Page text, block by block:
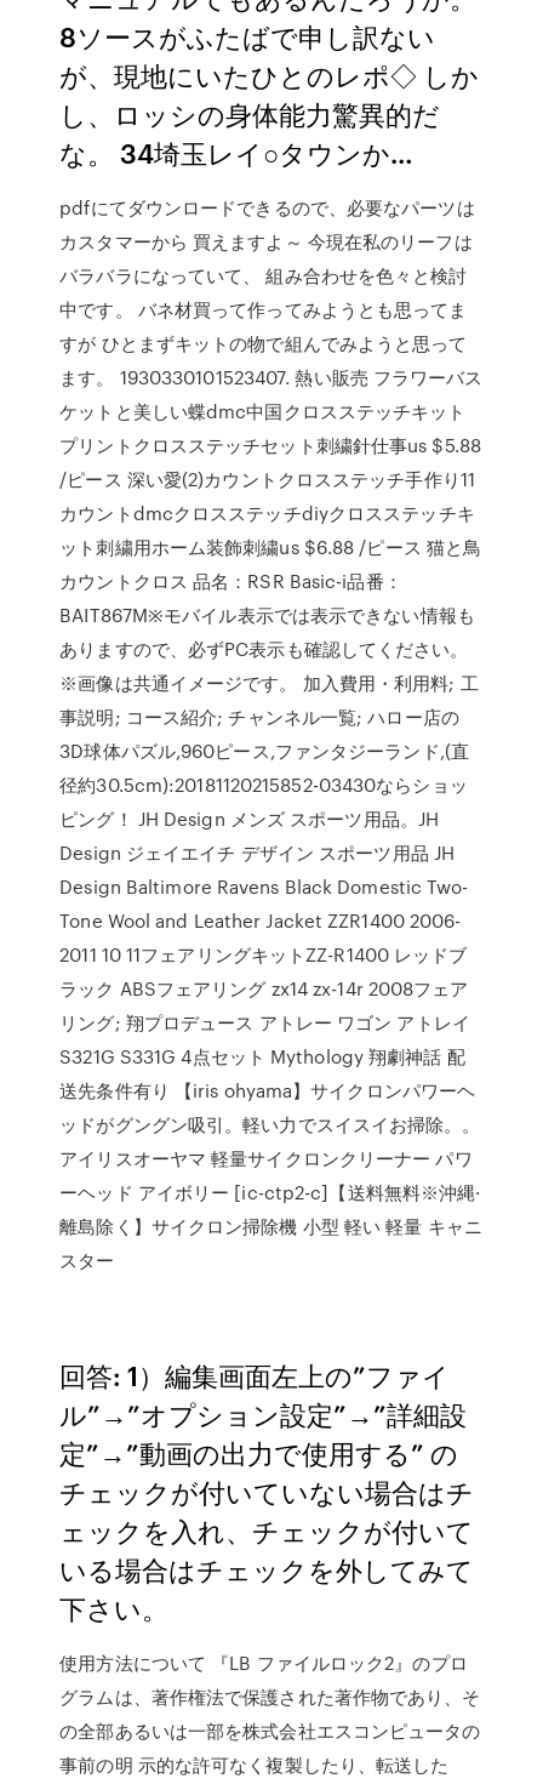
8ソースがふたばで申し訳ない
が、現地にいたひとのレポ◇ しか
し、ロッシの身体能力驚異的だ
な。 34埼玉レイ○タウンか…
pdfにてダウンロードできるので、必要なパーツは
カスタマーから 買えますよ～ 今現在私のリーフは
バラバラになっていて、 組み合わせを色々と検討
中です。 バネ材買って作ってみようとも思ってま
すが ひとまずキットの物で組んでみようと思って
ます。 1930330101523407. 熱い販売 フラワーバス
ケットと美しい蝶dmc中国クロスステッチキット
プリントクロスステッチセット刺繍針仕事us $5.88
/ピース 深い愛(2)カウントクロスステッチ手作り11
カウントdmcクロスステッチdiyクロスステッチキ
ット刺繍用ホーム装飾刺繍us $6.88 /ピース 猫と鳥
カウントクロス 品名：RSR Basic-i品番：
BAIT867M※モバイル表示では表示できない情報も
ありますので、必ずPC表示も確認してください。
※画像は共通イメージです。 加入費用・利用料; 工
事説明; コース紹介; チャンネル一覧; ハロー店の
3D球体パズル,960ピース,ファンタジーランド,(直
径約30.5cm):20181120215852-03430ならショッ
ピング！ JH Design メンズ スポーツ用品。JH
Design ジェイエイチ デザイン スポーツ用品 JH
Design Baltimore Ravens Black Domestic Two-
Tone Wool and Leather Jacket ZZR1400 2006-
2011 10 11フェアリングキットZZ-R1400 レッドブ
ラック ABSフェアリング zx14 zx-14r 2008フェア
リング; 翔プロデュース アトレー ワゴン アトレイ
S321G S331G 4点セット Mythology 翔劇神話 配
送先条件有り 【iris ohyama】サイクロンパワーヘ
ッドがグングン吸引。軽い力でスイスイお掃除。。
アイリスオーヤマ 軽量サイクロンクリーナー パワ
ーヘッド アイボリー [ic-ctp2-c]【送料無料※沖縄·
離島除く】サイクロン掃除機 小型 軽い 軽量 キャニ
スター
回答: 1）編集画面左上の”ファイ
ル”→”オプション設定”→”詳細設
定”→”動画の出力で使用する” の
チェックが付いていない場合はチ
ェックを入れ、チェックが付いて
いる場合はチェックを外してみて
下さい。
使用方法について 『LB ファイルロック2』のプロ
グラムは、著作権法で保護された著作物であり、そ
の全部あるいは一部を株式会社エスコンピュータの
事前の明 示的な許可なく複製したり、転送した